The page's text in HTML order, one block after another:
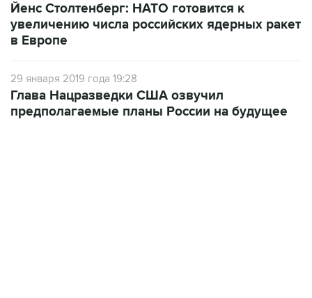
Йенс Столтенберг: НАТО готовится к
увеличению числа российских ядерных ракет
в Европе
29 января 2019 года 19:28
Глава Нацразведки США озвучил
предполагаемые планы России на будущее